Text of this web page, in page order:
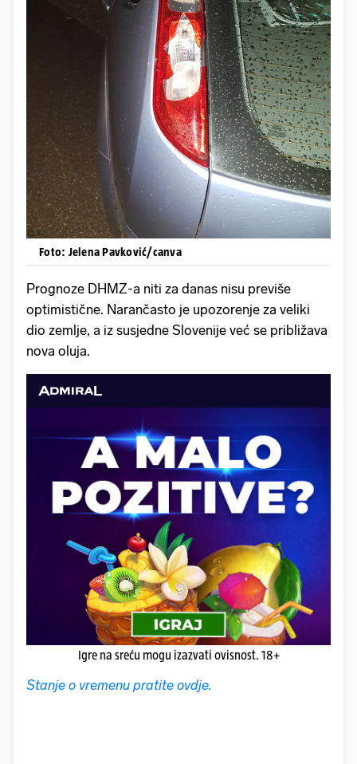
Foto: Jelena Pavković/canva
Prognoze DHMZ-a niti za danas nisu previše
optimistične. Narančasto je upozorenje za veliki
dio zemlje, a iz susjedne Slovenije već se približava
nova oluja.
Igre na sreću mogu izazvati ovisnost. 18+
Stanje o vremenu pratite ovdje.